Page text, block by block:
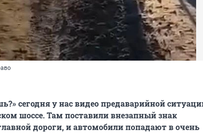
сегодня у нас видео предаварийной
шоссе. Там поставили внезапный знак
дороги, и автомобили попадают в очень